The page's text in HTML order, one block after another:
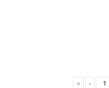
« ‹